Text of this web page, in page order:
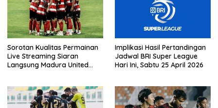
Sorotan Kualitas Permainan
Live Streaming Siaran
Langsung Madura United
Implikasi Hasil Pertandingan
Jadwal BRI Super League
Hari Ini, Sabtu 25 April 2026